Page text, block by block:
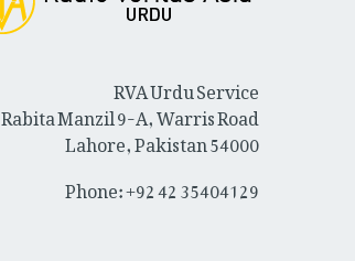
RVA Urdu Service
Rabita Manzil 9-A, Warris Road,
Lahore, Pakistan 54000
Phone: +92 42 35404129